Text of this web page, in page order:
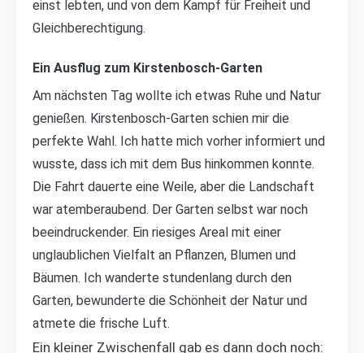
einst lebten, und von dem Kampf für Freiheit und
Gleichberechtigung.
Ein Ausflug zum Kirstenbosch-Garten
Am nächsten Tag wollte ich etwas Ruhe und Natur
genießen. Kirstenbosch-Garten schien mir die
perfekte Wahl. Ich hatte mich vorher informiert und
wusste, dass ich mit dem Bus hinkommen konnte.
Die Fahrt dauerte eine Weile, aber die Landschaft
war atemberaubend. Der Garten selbst war noch
beeindruckender. Ein riesiges Areal mit einer
unglaublichen Vielfalt an Pflanzen, Blumen und
Bäumen. Ich wanderte stundenlang durch den
Garten, bewunderte die Schönheit der Natur und
atmete die frische Luft.
Ein kleiner Zwischenfall gab es dann doch noch: